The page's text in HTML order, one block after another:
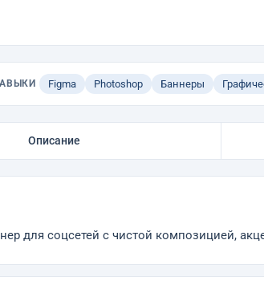
Figma Photoshop Баннеры
Описание
для соцсетей с чистой композицией,